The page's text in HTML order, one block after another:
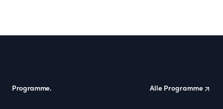
Programme. Alle Programme